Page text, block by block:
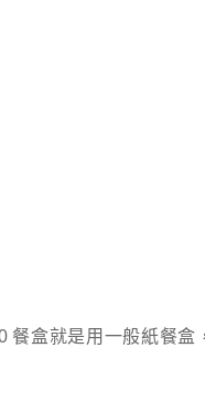
餐盒就是用一般紙餐